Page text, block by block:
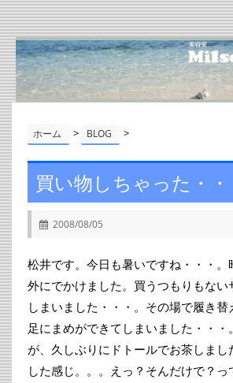
ホーム > BLOG >
買い物しちゃった・・
2008/08/05
松井です。今日も暑いですね・・・。
外にでかけました。買うつもりもない
しまいました・・・。その場で履き替
足にまめができてしまいました・・・
が、久しぶりにドトールでお茶しまし
した感じ。。。えっ？そんだけで？っ